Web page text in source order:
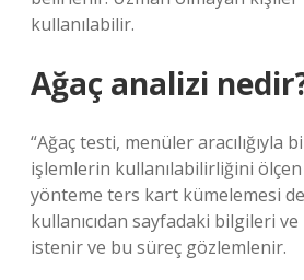
kullanılabilir.
Ağaç analizi
“Ağaç testi, menüler aracılığıyla
işlemlerin kullanılabilirliğini
yönteme ters kart kümelemesi
kullanıcıdan sayfadaki bilgileri ve
istenir ve bu süreç gözlemlenir.